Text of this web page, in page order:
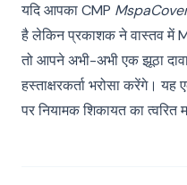
यदि आपका CMP
है लेकिन प्रकाशक ने वास्तव में
तो आपने अभी-अभी एक झूठा
हस्ताक्षरकर्ता भरोसा करेंगे।
पर नियामक शिकायत का त्वरित